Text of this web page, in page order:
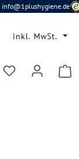
info@1plushygiene.de
inkl. MwSt.
Du hast 0